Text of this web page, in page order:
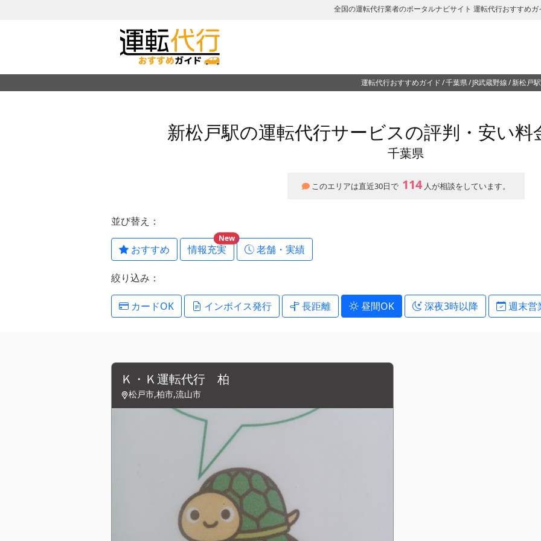
全国の運転代行業者のポータルナビサイト 運転代行おすすめ
運転代行おすすめガイド 千葉県 JR武蔵野線 新松戸
新松戸駅の運転代行サービスの評判・安い
千葉県
このエリアは直近30日で 114 人が相談をしています。
並び替え：
おすすめ 情報充実
New
老舗・実績
絞り込み：
カードOK インボイス発行 長距離 昼間OK 深夜3時以降 週末営
Ｋ・Ｋ運転代行 柏
松戸市,柏市,流山市